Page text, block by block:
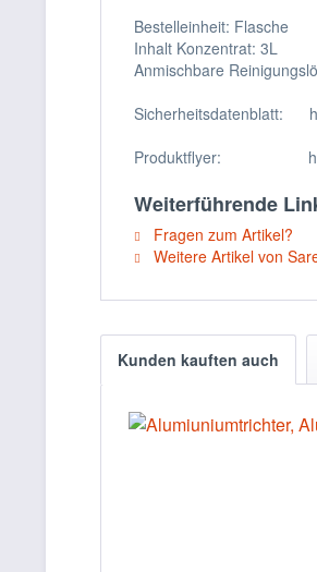
Bestelleinheit: Flasche
Inhalt Konzentrat: 3L
Anmischbare
Sicherheitsdatenblatt:
Produktflyer: https://
Weiterführende
Fragen zum Artikel?
Weitere Artikel von
Kunden kauften auch